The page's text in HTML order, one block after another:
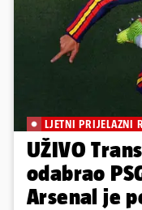
LJETNI PRIJELAZNI
UŽIVO
odabrao
Arsenal je